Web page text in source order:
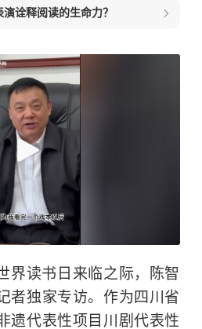
诠释阅读的生命力？
界读书日来临之际，陈智
者独家专访。作为四川省
遗代表性项目川剧代表性